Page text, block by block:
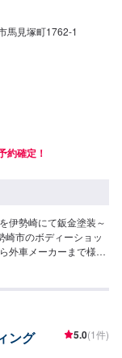
馬見塚町1762‐1
約確定！
伊勢崎にて鈑金塗装～
崎市のボディーショッ
外車メーカーまで様々
直しいたします。お困
理も対応できます！全
ング 5.0(1件)